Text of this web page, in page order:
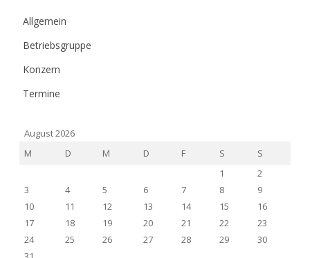
Allgemein
Betriebsgruppe
Konzern
Termine
August 2026
M
D M D F S
S
1
2
3
4 5 6 7 8
9
10
11 12 13 14 15
16
17
18 19 20 21 22
23
24
25 26 27 28 29
30